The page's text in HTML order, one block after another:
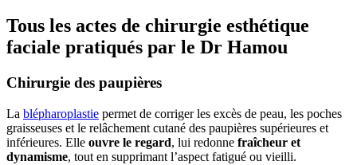
Tous les actes de chirurgie esthétique
faciale pratiqués par le Dr Hamou
Chirurgie des paupières
La blépharoplastie permet de corriger les excès de peau, les poches
graisseuses et le relâchement cutané des paupières supérieures et
inférieures. Elle ouvre le regard, lui redonne fraîcheur et
dynamisme, tout en supprimant l’aspect fatigué ou vieilli.